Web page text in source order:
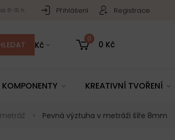
8-15 h. Přihlášení Registrace
Kč
0
0 Kč
KREATIVNÍ TVOŘENÍ
Pevná výztuha v metráži šíře 8mm